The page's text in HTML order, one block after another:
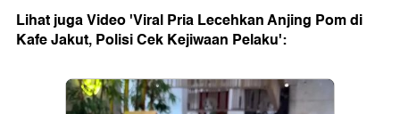
Lihat juga Video 'Viral Pria Lecehkan Anjing Pom di
Kafe Jakut, Polisi Cek Kejiwaan Pelaku':